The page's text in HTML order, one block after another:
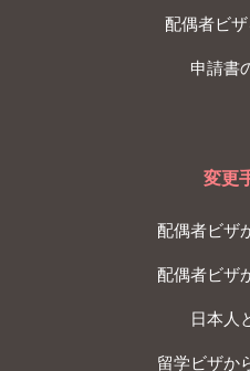
配偶者ビ
申請書
変更
配偶者ビザ
配偶者ビザ
日本人
留学ビザか